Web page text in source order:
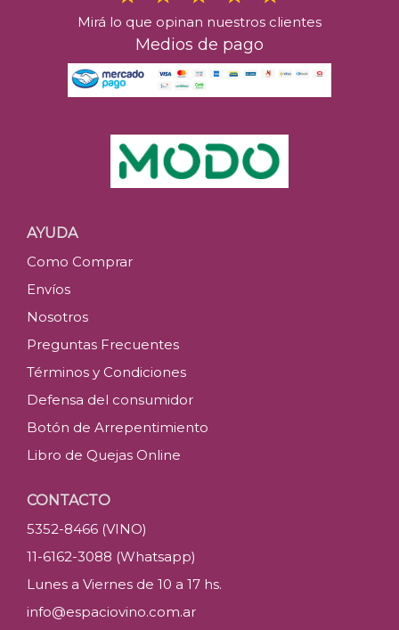
Mirá lo que opinan nuestros clientes
Medios de pago
AYUDA
Como Comprar
Envíos
Nosotros
Preguntas Frecuentes
Términos y Condiciones
Defensa del consumidor
Botón de Arrepentimiento
Libro de Quejas Online
CONTACTO
5352-8466 (VINO)
11-6162-3088 (Whatsapp)
Lunes a Viernes de 10 a 17 hs.
info@espaciovino.com.ar